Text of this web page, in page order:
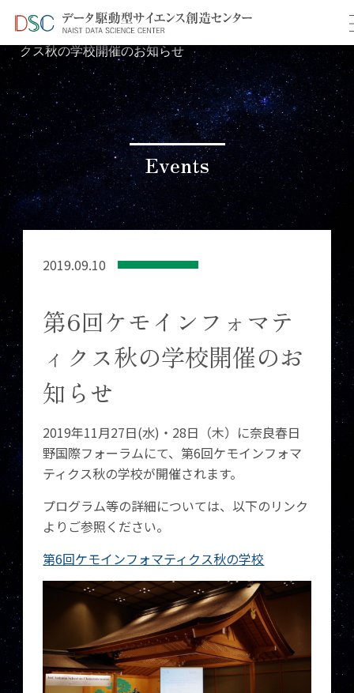
TOP ＞ イベント情報
＞ 第6回ケモインフォマティ
クス秋の学校開催のお知らせ
Events
2019.09.10
第6回ケモインフォマテ
ィクス秋の学校開催のお
知らせ
2019年11月27日(水)・28日（木）に奈良春日
野国際フォーラムにて、第6回ケモインフォマ
ティクス秋の学校が開催されます。
プログラム等の詳細については、以下のリンク
よりご参照ください。
第6回ケモインフォマティクス秋の学校